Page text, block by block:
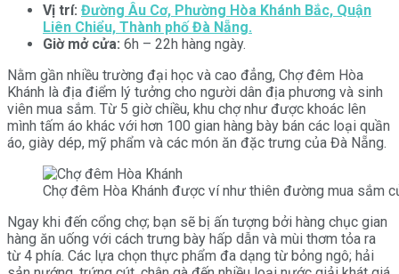
Vị trí: Đường Âu Cơ, Phường Hòa Khánh Bắc, Quận
Liên Chiểu, Thành phố Đà Nẵng.
Giờ mở cửa: 6h – 22h hàng ngày.
Nằm gần nhiều trường đại học và cao đẳng, Chợ đêm Hòa
Khánh là địa điểm lý tưởng cho người dân địa phương và sinh
viên mua sắm. Từ 5 giờ chiều, khu chợ như được khoác lên
mình tấm áo khác với hơn 100 gian hàng bày bán các loại quần
áo, giày dép, mỹ phẩm và các món ăn đặc trưng của Đà Nẵng.
Chợ đêm Hòa Khánh được ví như thiên đường mua sắm
Ngay khi đến cổng chợ; bạn sẽ bị ấn tượng bởi hàng chục gian
hàng ăn uống với cách trưng bày hấp dẫn và mùi thơm tỏa ra
từ 4 phía. Các lựa chọn thực phẩm đa dạng từ bỏng ngô; hải